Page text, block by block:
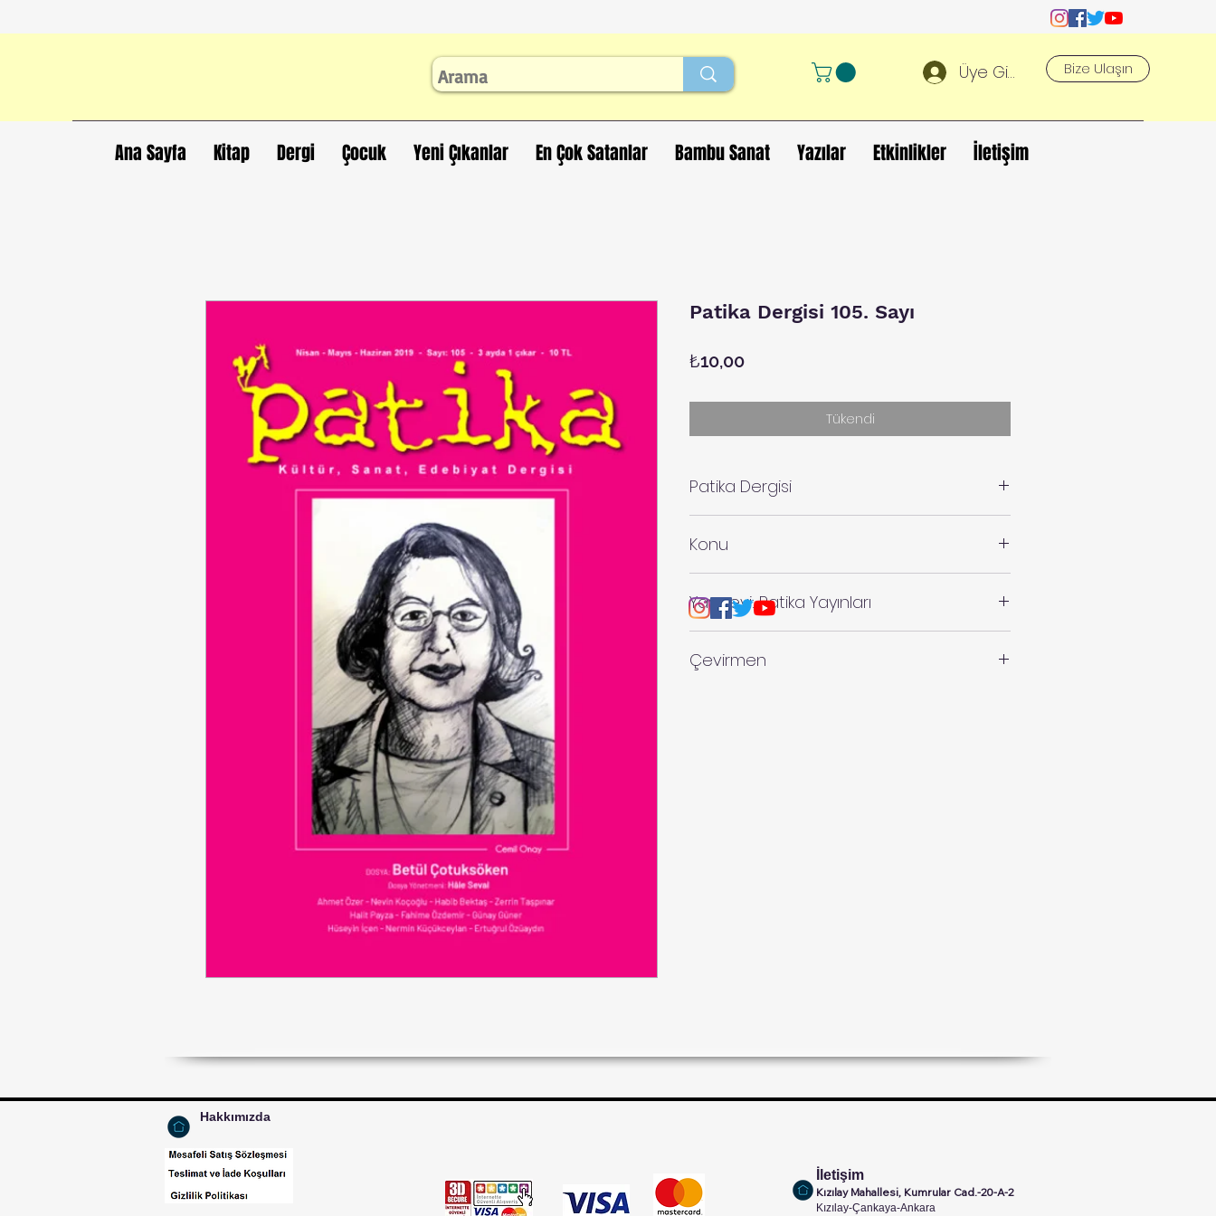
Üye Girişi Bize Ulaşın
Ana Sayfa Kitap Dergi Çocuk Yeni Çıkanlar En Çok Satanlar Bambu Sanat Yazılar Etkinlikler İletişim
Patika Dergisi 105. Sayı
₺10,00Fiyat
Tükendi
Patika Dergisi
Konu
Yayınevi: Patika Yayınları
Çevirmen
Hakkımızda
İletişim
Kızılay Mahallesi, Kumrular Cad.-20-A-2
Kızılay-Çankaya-Ankara